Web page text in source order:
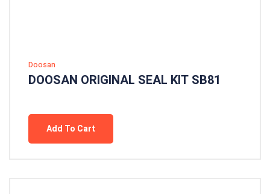
Doosan
DOOSAN ORIGINAL SEAL KIT SB81
Add To Cart